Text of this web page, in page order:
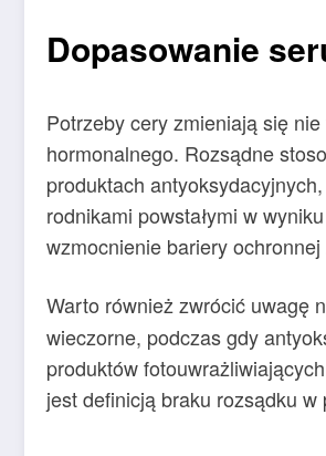
Dopasowanie
Potrzeby cery zmieniają się
hormonalnego. Rozsądne
produktach
rodnikami powstałymi w
wzmocnienie bariery
Warto również zwrócić uwagę
wieczorne, podczas gdy
produktów
jest definicją braku rozsądku